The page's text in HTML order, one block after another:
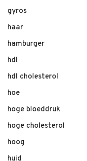
gyros
haar
hamburger
hdl
hdl cholesterol
hoe
hoge bloeddruk
hoge cholesterol
hoog
huid